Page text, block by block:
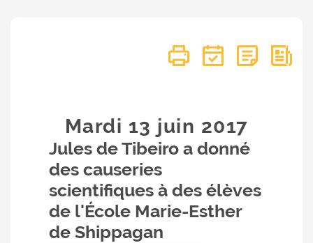
Mardi 13 juin 2017
Jules de Tibeiro a donné
des causeries
scientifiques à des élèves
de l'École Marie-Esther
de Shippagan